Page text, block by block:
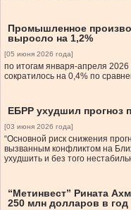
Промышленное
выросло на 1,2%
[05 июня 2026 года]
по итогам января-апреля
сократилось на 0,4% по
ЕБРР ухудшил прогноз
[03 июня 2026 года]
“Основной риск снижения
вызванным конфликтом на
ухудшить и без того
“Метинвест” Рината
250 млн долларов в год